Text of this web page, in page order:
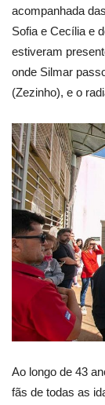
acompanhada
Sofia e Cecília e
estiveram
onde Silmar
(Zezinho), e o
Ao longo de 43
fãs de todas as